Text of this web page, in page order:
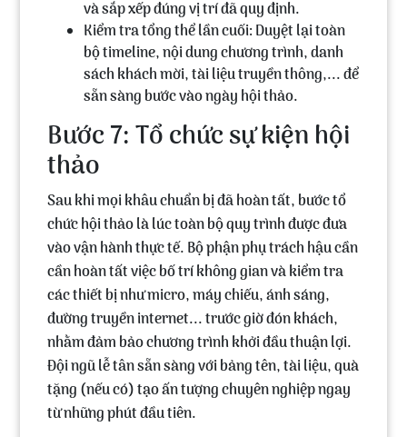
và sắp xếp đúng vị trí đã quy định.
Kiểm tra tổng thể lần cuối:Duyệt lại toàn
bộ timeline, nội dung chương trình, danh
sách khách mời, tài liệu truyền thông,... để
sẵn sàng bước vào ngày hội thảo.
Bước 7: Tổ chức sự kiện hội
thảo
Sau khi mọi khâu chuẩn bị đã hoàn tất, bước tổ
chức hội thảo là lúc toàn bộ quy trình được đưa
vào vận hành thực tế. Bộ phận phụ trách hậu cần
cần hoàn tất việc bố trí không gian và kiểm tra
các thiết bị như micro, máy chiếu, ánh sáng,
đường truyền internet... trước giờ đón khách,
nhằm đảm bảo chương trình khởi đầu thuận lợi.
Đội ngũ lễ tân sẵn sàng với bảng tên, tài liệu, quà
tặng (nếu có) tạo ấn tượng chuyên nghiệp ngay
từ những phút đầu tiên.